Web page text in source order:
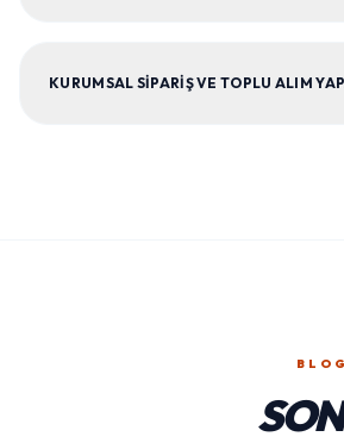
KURUMSAL SIPARIŞ VE TOPLU ALIM